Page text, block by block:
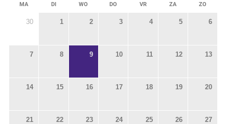
MA DI WO DO VR ZA ZO
30 1 2 3 4 5 6
7 8 9 10 11 12 13
14 15 16 17 18 19 20
21 22 23 24 25 26 27